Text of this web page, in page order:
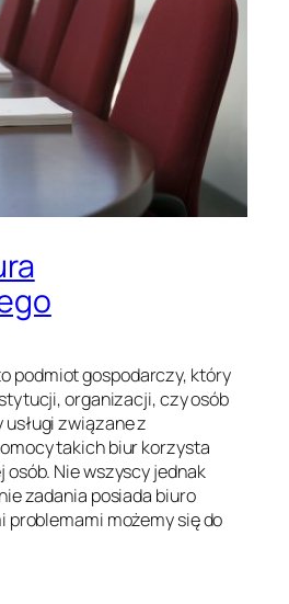
podmiot gospodarczy, który
organizacji, czy osób
związane z
takich biur korzysta
Nie wszyscy jednak
zadania posiada biuro
problemami możemy się do